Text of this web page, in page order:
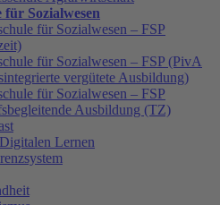
für Sozialwesen
für Sozialwesen – FSP
für Sozialwesen – FSP (PivA
vergütete Ausbildung)
für Sozialwesen – FSP
Ausbildung (TZ)
Lernen